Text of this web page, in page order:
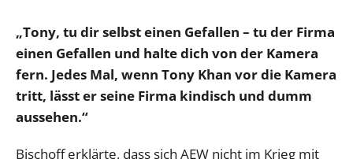
„Tony, tu dir selbst einen Gefallen – tu der Firma
einen Gefallen und halte dich von der Kamera
fern. Jedes Mal, wenn Tony Khan vor die Kamera
tritt, lässt er seine Firma kindisch und dumm
aussehen.“
Bischoff erklärte, dass sich AEW nicht im Krieg mit